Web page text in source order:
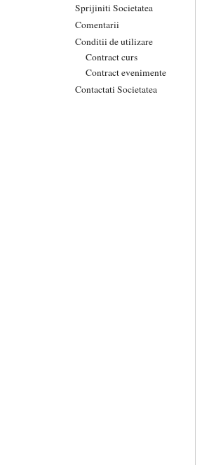
Sprijiniti Societatea
Comentarii
Conditii de utilizare
Contract curs
Contract evenimente
Contactati Societatea